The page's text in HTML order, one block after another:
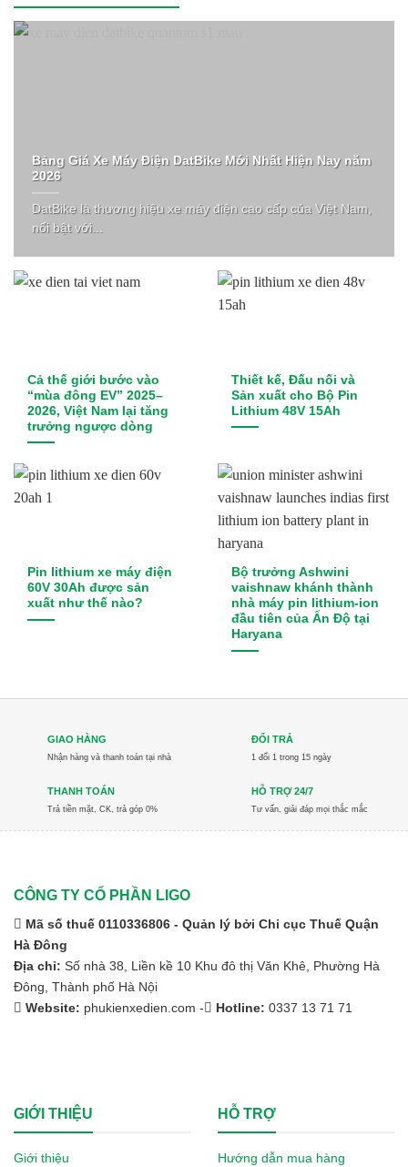
Bảng Giá Xe Máy Điện DatBike Mới Nhất Hiện Nay năm
2026
DatBike là thương hiệu xe máy điện cao cấp của Việt Nam,
nổi bật với...
Cả thế giới bước vào
“mùa đông EV” 2025–
2026, Việt Nam lại tăng
trưởng ngược dòng
Thiết kế, Đấu nối và
Sản xuất cho Bộ Pin
Lithium 48V 15Ah
Pin lithium xe máy điện
60V 30Ah được sản
xuất như thế nào?
Bộ trưởng Ashwini
vaishnaw khánh thành
nhà máy pin lithium-ion
đầu tiên của Ấn Độ tại
Haryana
GIAO HÀNG
Nhận hàng và thanh toán tại nhà
ĐỔI TRẢ
1 đổi 1 trong 15 ngày
THANH TOÁN
Trả tiền mặt, CK, trả góp 0%
HỖ TRỢ 24/7
Tư vấn, giải đáp mọi thắc mắc
CÔNG TY CỔ PHẦN LIGO
Mã số thuế 0110336806 - Quản lý bởi Chi cục Thuế Quận
Hà Đông
Địa chỉ: Số nhà 38, Liền kề 10 Khu đô thị Văn Khê, Phường Hà
Đông, Thành phố Hà Nội
Website: phukienxedien.com - Hotline: 0337 13 71 71
GIỚI THIỆU
Giới thiệu
HỖ TRỢ
Hướng dẫn mua hàng